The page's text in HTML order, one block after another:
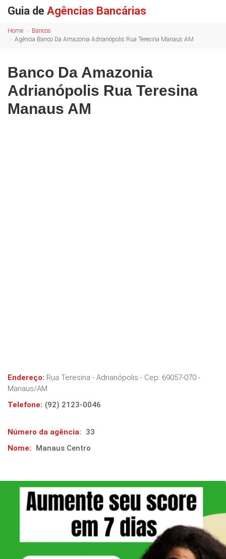
Guia de Agências Bancárias
Home
Bancos
Agência Banco Da Amazonia Adrianópolis Rua Teresina Manaus AM
Banco Da Amazonia
Adrianópolis Rua Teresina
Manaus AM
Endereço: Rua Teresina - Adrianópolis - Cep: 69057-070 -
Manaus/AM
Telefone: (92) 2123-0046
Número da agência:
33
Nome:
Manaus Centro